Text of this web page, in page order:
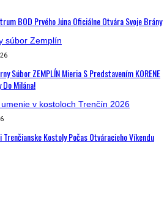
BOD Prvého Júna Oficiálne Otvára Svoje Brány
Súbor ZEMPLÍN Mieria S Predstavením KORENE
Milána!
Trenčianske Kostoly Počas Otváracieho Víkendu